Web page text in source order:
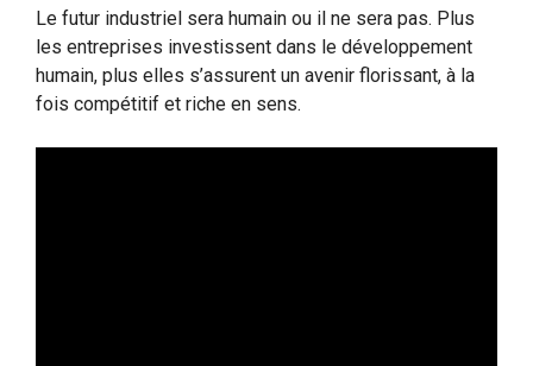
Le futur industriel sera humain ou il ne sera pas. Plus
les entreprises investissent dans le développement
humain, plus elles s’assurent un avenir florissant, à la
fois compétitif et riche en sens.